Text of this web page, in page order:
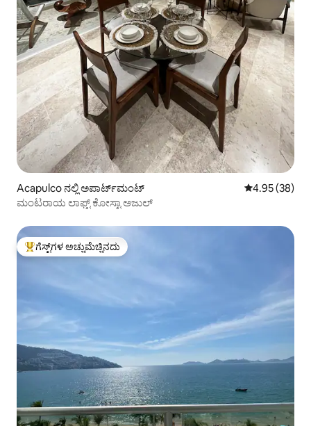
Acapulco ನಲ್ಲಿ ಅಪಾರ್ಟ್‌ಮಂಟ್ 5 ರಲ್ಲಿ 4.95
4.95 (38)
ಮಂಟರಾಯ ಲಾಫ್ಟ್ ಕೋಸ್ಟಾ ಅಜುಲ್
ಗೆಸ್ಟ್‌ಗಳಿಗೆ ಅತಿ ಹೆಚ್ಚು ಅಚ್ಚುಮೆಚ್ಚಿನದು
ಗೆಸ್ಟ್‌ಗಳ ಅಚ್ಚುಮೆಚ್ಚಿನದು